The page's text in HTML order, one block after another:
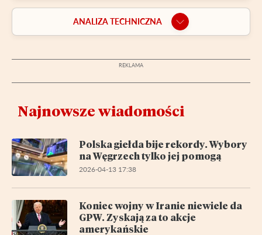
ANALIZA TECHNICZNA
Najnowsze wiadomości
Polska giełda bije rekordy. Wybory
na Węgrzech tylko jej pomogą
2026-04-13 17:38
Koniec wojny w Iranie niewiele da
GPW. Zyskają za to akcje
amerykańskie